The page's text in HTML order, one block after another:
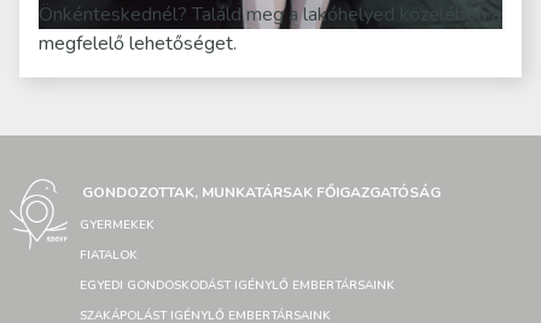
Önkénteskednél? Találd meg a lakóhelyed közelében a
megfelelő lehetőséget.
GONDOZOTTAK, MUNKATÁRSAK FŐIGAZGATÓSÁG
GYERMEKEK
FIATALOK
EGYEDI GONDOSKODÁST IGÉNYLŐ EMBERTÁRSAINK
SZAKÁPOLÁST IGÉNYLŐ EMBERTÁRSAINK